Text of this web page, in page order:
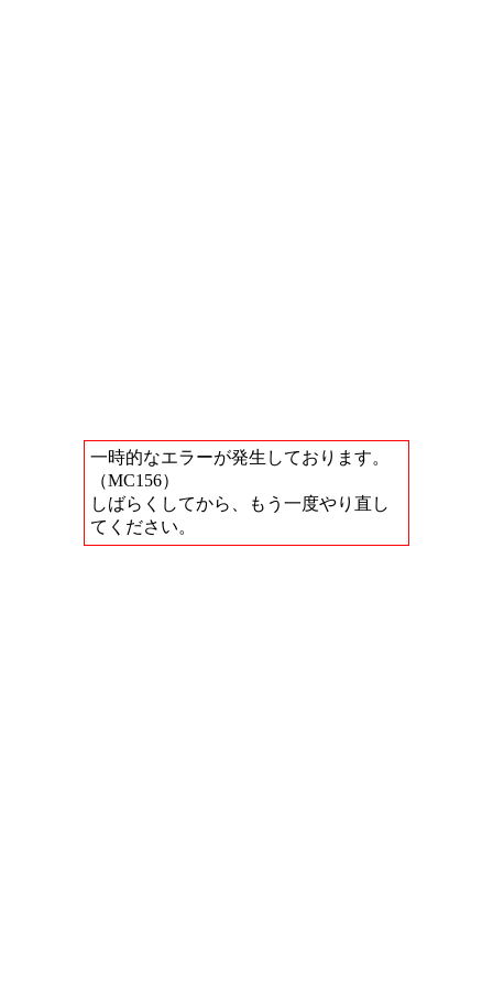
一時的なエラーが発生しております。
（MC156）
しばらくしてから、もう一度やり直し
てください。